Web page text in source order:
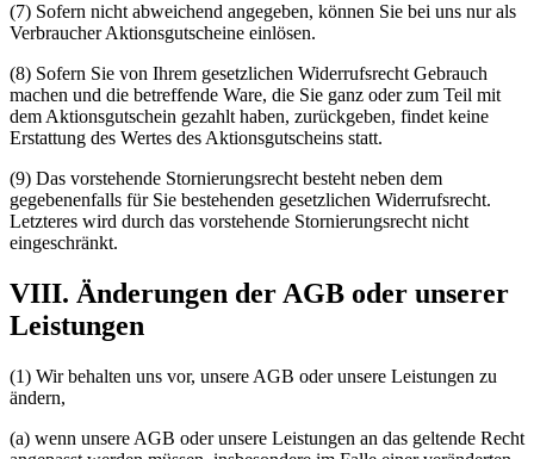
(7) Sofern nicht abweichend angegeben, können Sie bei uns nur als
Verbraucher Aktionsgutscheine einlösen.
(8) Sofern Sie von Ihrem gesetzlichen Widerrufsrecht Gebrauch
machen und die betreffende Ware, die Sie ganz oder zum Teil mit
dem Aktionsgutschein gezahlt haben, zurückgeben, findet keine
Erstattung des Wertes des Aktionsgutscheins statt.
(9) Das vorstehende Stornierungsrecht besteht neben dem
gegebenenfalls für Sie bestehenden gesetzlichen Widerrufsrecht.
Letzteres wird durch das vorstehende Stornierungsrecht nicht
eingeschränkt.
VIII. Änderungen der AGB oder unserer
Leistungen
(1) Wir behalten uns vor, unsere AGB oder unsere Leistungen zu
ändern,
(a) wenn unsere AGB oder unsere Leistungen an das geltende Recht